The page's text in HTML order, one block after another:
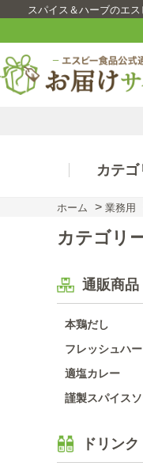
スパイス＆ハーブのエ
カテ
ホーム > 業務用
カテゴリ
通販商品
本鶏だし
フレッシュハ
適塩カレー
謹製スパイス
ドリンク